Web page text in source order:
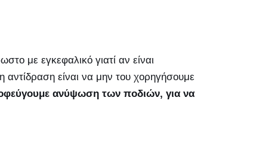
με εγκεφαλικό γιατί αν είναι
αντίδραση είναι να μην του χορηγήσουμε
ανύψωση των ποδιών, για να